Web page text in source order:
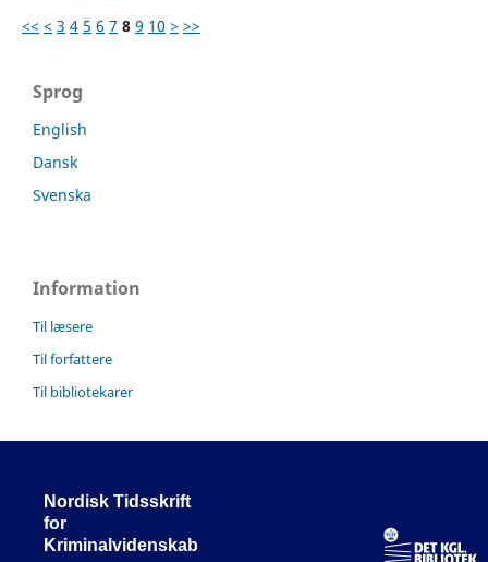
<< < 3 4 5 6 7 8 9 10 > >>
Sprog
English
Dansk
Svenska
Information
Til læsere
Til forfattere
Til bibliotekarer
Nordisk Tidsskrift
for
Kriminalvidenskab